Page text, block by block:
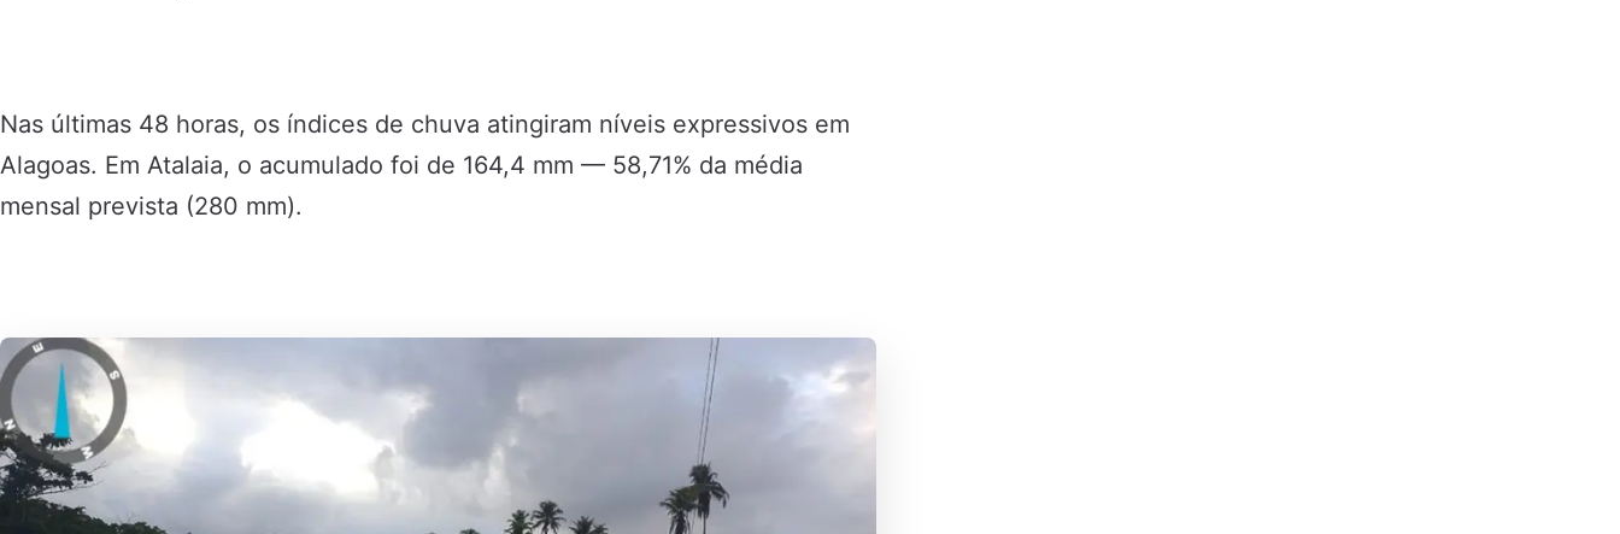
Nas últimas 48 horas, os índices de chuva atingiram níveis expressivos em
Alagoas. Em Atalaia, o acumulado foi de 164,4 mm — 58,71% da média
mensal prevista (280 mm).